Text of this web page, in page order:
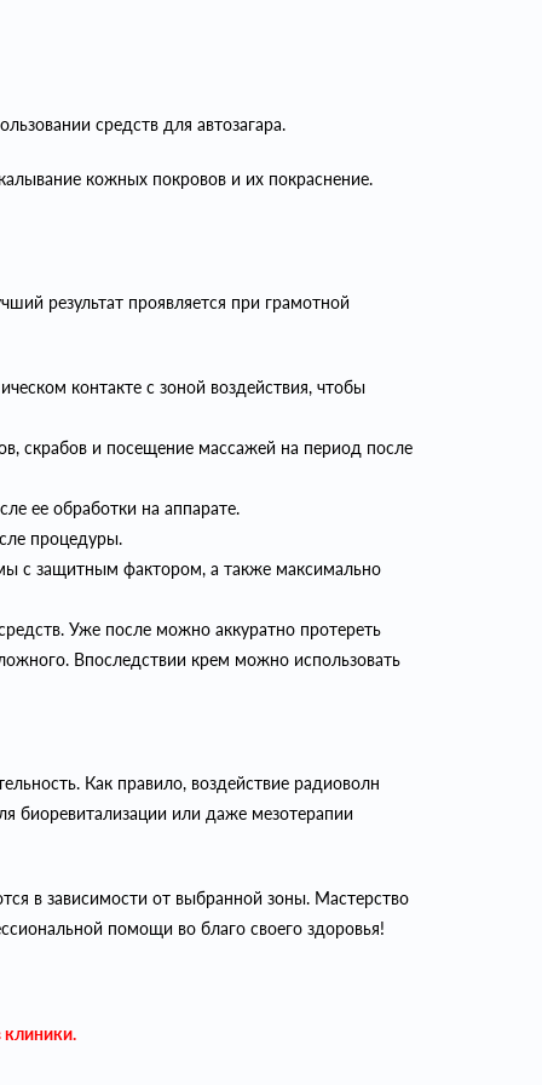
средств для автозагара.
кожных покровов и их покраснение.
результат проявляется при грамотной
контакте с зоной воздействия, чтобы
скрабов и посещение массажей на период после
ее обработки на аппарате.
процедуры.
с защитным фактором, а также максимально
Уже после можно аккуратно протереть
Впоследствии крем можно использовать
Как правило, воздействие радиоволн
биоревитализации или даже мезотерапии
в зависимости от выбранной зоны. Мастерство
помощи во благо своего здоровья!
клиники.